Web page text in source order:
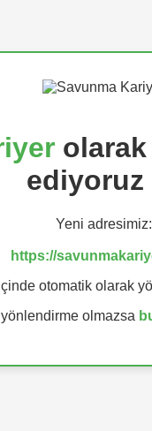
olarak
ediyoruz
Yeni adresimiz:
https://
otomatik olarak
olmazsa